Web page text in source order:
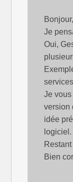
Bonjour,
Je
Oui,
Je vous
version
idée
logiciel.
Bien